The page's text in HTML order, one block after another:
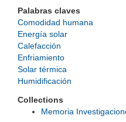
Palabras claves
Comodidad humana
Energía solar
Calefacción
Enfriamiento
Solar térmica
Humidificación
Collections
Memoria